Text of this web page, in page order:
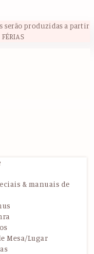
serão produzidas a partir
& manuais de
Mesa/Lugar